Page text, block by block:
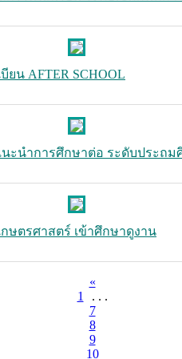
น AFTER SCHOOL
ะนำการศึกษาต่อ ระดับประถม
ษตรศาสตร์ เข้าศึกษาดูงาน
«
1
. . .
7
8
9
10